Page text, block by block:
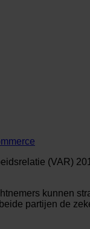
(VAR)
kunnen
partijen de